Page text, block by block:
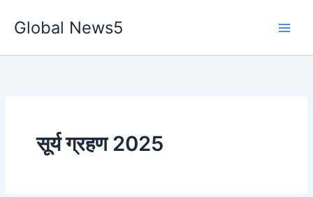
Global News5
सूर्य ग्रहण 2025